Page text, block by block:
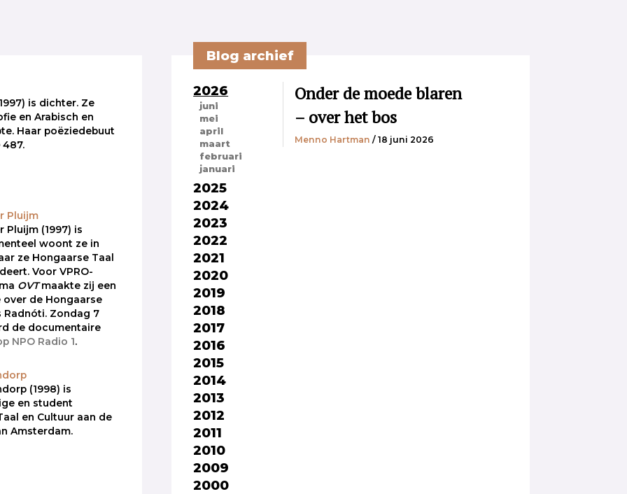
is dichter. Ze
en Arabisch en
Haar poëziedebuut
487.
Pluijm
Pluijm (1997) is
woont ze in
ze Hongaarse Taal
Voor VPRO-
OVTmaakte zij een
de Hongaarse
Zondag 7
de documentaire
NPO Radio 1.
(1998) is
en student
en Cultuur aan de
Amsterdam.
Blog archief
2026
juni
mei
april
maart
februari
januari
2025
2024
2023
2022
2021
2020
2019
2018
2017
2016
2015
2014
2013
2012
2011
2010
2009
2000
Onder de moede blaren
– over het bos
Menno Hartman / 18 juni 2026